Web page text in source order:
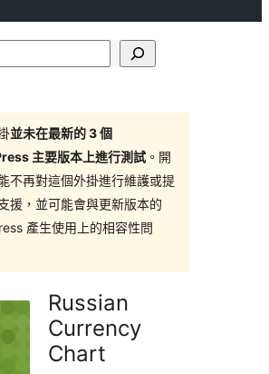
並未在最新的 3 個
主要版本上進行測試 。開
不再對這個外掛進行維護或提
援，並可能會與更新版本的
產生使用上的相容性問
Russian
Currency
Chart